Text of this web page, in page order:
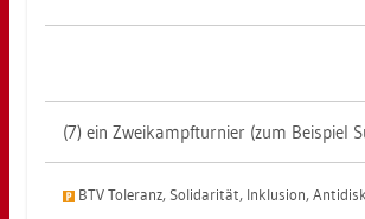
(7) ein Zwei­kampf­tur­nier (zum Bei­spiel
BTV To­le­ranz, So­li­da­ri­tät, In­klu­si­on,